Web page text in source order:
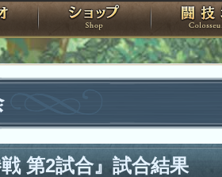
スタジオ ショップ
第2試合』試合結果